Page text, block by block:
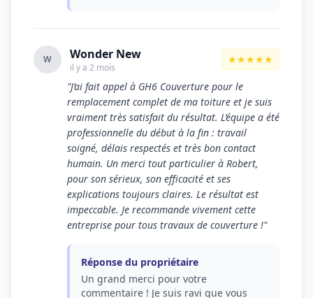
W Wonder New
il y a 2 mois
★★★★★
"J’ai fait appel à GH6 Couverture pour le
remplacement complet de ma toiture et je suis
vraiment très satisfait du résultat. L’équipe a été
professionnelle du début à la fin : travail
soigné, délais respectés et très bon contact
humain. Un merci tout particulier à Robert,
pour son sérieux, son efficacité et ses
explications toujours claires. Le résultat est
impeccable. Je recommande vivement cette
entreprise pour tous travaux de couverture !"
Réponse du propriétaire
Un grand merci pour votre
commentaire ! Je suis ravi que vous